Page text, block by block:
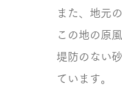
また、地元
この地の原
堤防のない
ています。